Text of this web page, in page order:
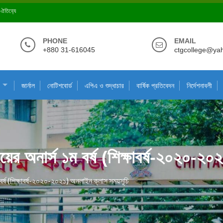
ঐতিহ্যে
PHONE
+880 31-616045
EMAIL
জার্নাল নোটিশবোর্ড এপিএ ও শুদ্ধাচার বার্ষিক প্রতিবেদন নির্দেশনাবলী
অনার্স ১ম বর্ষ (শিক্ষাবর্ষ-
বর্ষ (শিক্ষাবর্ষ-২০২০-২০২১) অনলাইন ক্লাস সময়সূচি